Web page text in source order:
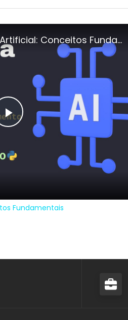
Play
Video
Explorando a Inteligência Artificial: Conceitos Fundamentais
Fundamentais